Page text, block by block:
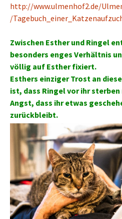
http://www.ulmenhof2.de/
/
Zwischen Esther und Ringel
besonders enges Verhältnis
völlig auf Esther fixiert.
Esthers einziger Trost an
ist, dass Ringel vor ihr
Angst, dass ihr etwas
zurückbleibt.